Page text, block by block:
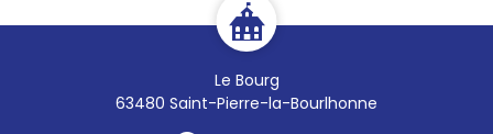
Le Bourg
63480 Saint-Pierre-la-Bourlhonne